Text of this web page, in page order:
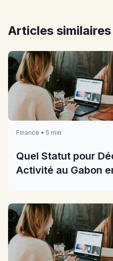
Articles similaires
Finance • 5 min
Quel Statut pour
Activité au Gabon